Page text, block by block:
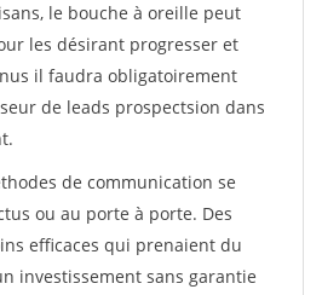
le bouche à oreille peut
les désirant progresser et
il faudra obligatoirement
de leads prospectsion dans
de communication se
ou au porte à porte. Des
efficaces qui prenaient du
investissement sans garantie